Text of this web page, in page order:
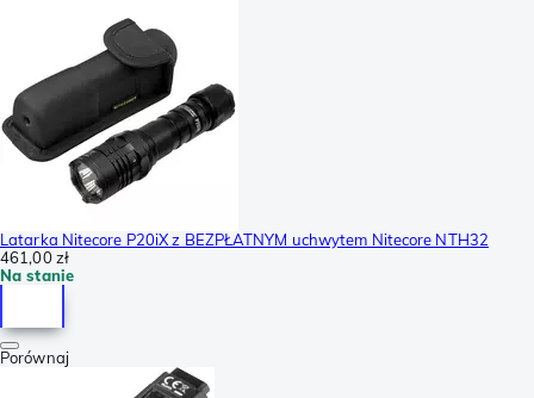
Latarka Nitecore P20iX z BEZPŁATNYM uchwytem Nitecore NTH32
461,00 zł
Na stanie
Porównaj